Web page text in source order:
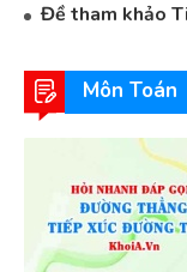
Đề tham khảo
Môn Toán